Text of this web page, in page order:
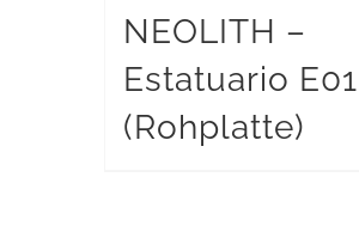
NEOLITH –
Estatuario E01
(Rohplatte)